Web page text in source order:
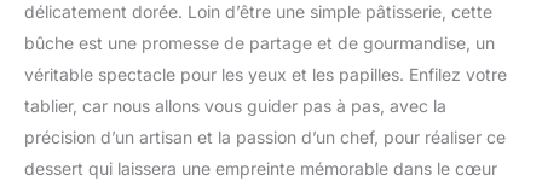
délicatement dorée. Loin d’être une simple pâtisserie, cette
bûche est une promesse de partage et de gourmandise, un
véritable spectacle pour les yeux et les papilles. Enfilez votre
tablier, car nous allons vous guider pas à pas, avec la
précision d’un artisan et la passion d’un chef, pour réaliser ce
dessert qui laissera une empreinte mémorable dans le cœur